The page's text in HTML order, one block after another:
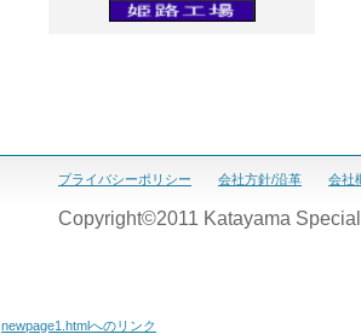
プライバシーポリシー 会社方針/沿革 会社
Copyright©2011 Katayama
newpage1.htmlへのリンク